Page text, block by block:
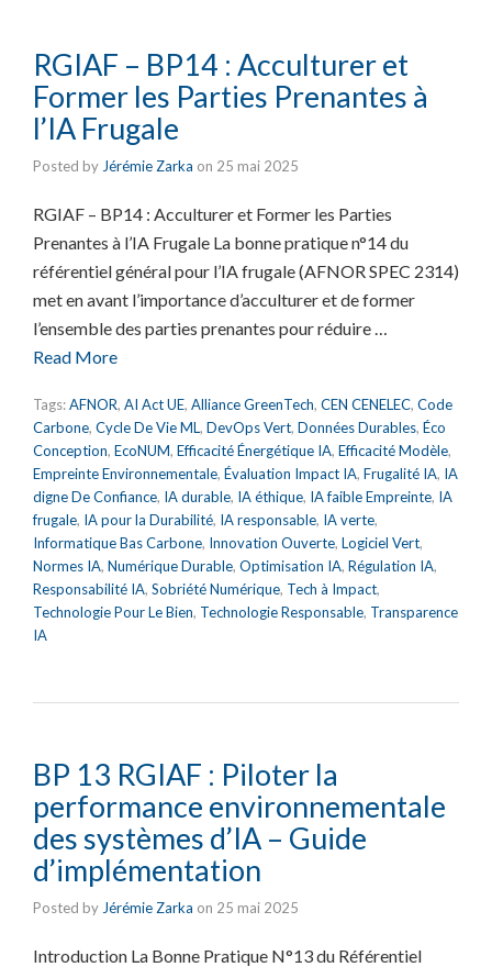
RGIAF – BP14 : Acculturer et
Former les Parties Prenantes à
l’IA Frugale
Posted by Jérémie Zarka on 25 mai 2025
RGIAF – BP14 : Acculturer et Former les Parties
Prenantes à l’IA Frugale La bonne pratique n°14 du
référentiel général pour l’IA frugale (AFNOR SPEC 2314)
met en avant l’importance d’acculturer et de former
l’ensemble des parties prenantes pour réduire …
Read More
Tags:AFNOR, AI Act UE, Alliance GreenTech, CEN CENELEC, Code
Carbone, Cycle De Vie ML, DevOps Vert, Données Durables, Éco
Conception, EcoNUM, Efficacité Énergétique IA, Efficacité Modèle,
Empreinte Environnementale, Évaluation Impact IA, Frugalité IA, IA
digne De Confiance, IA durable, IA éthique, IA faible Empreinte, IA
frugale, IA pour la Durabilité, IA responsable, IA verte,
Informatique Bas Carbone, Innovation Ouverte, Logiciel Vert,
Normes IA, Numérique Durable, Optimisation IA, Régulation IA,
Responsabilité IA, Sobriété Numérique, Tech à Impact,
Technologie Pour Le Bien, Technologie Responsable, Transparence
IA
BP 13 RGIAF : Piloter la
performance environnementale
des systèmes d’IA – Guide
d’implémentation
Posted by Jérémie Zarka on 25 mai 2025
Introduction La Bonne Pratique N°13 du Référentiel